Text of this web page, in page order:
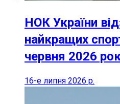
НОК України
найкращих
червня 2026
16-е липня 2026 р.